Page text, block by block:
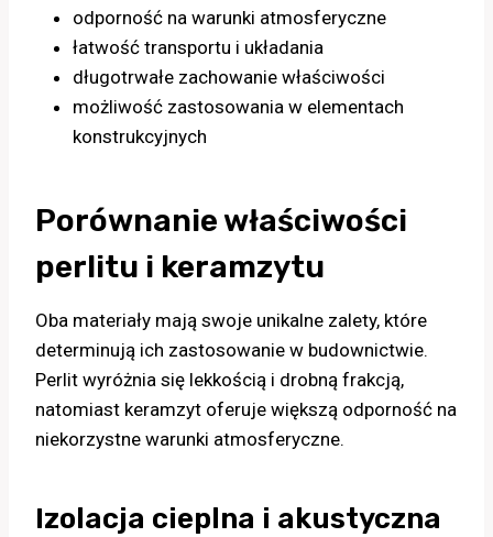
odporność na warunki atmosferyczne
łatwość transportu i układania
długotrwałe zachowanie właściwości
możliwość zastosowania w elementach
konstrukcyjnych
Porównanie właściwości
perlitu i keramzytu
Oba materiały mają swoje unikalne zalety, które
determinują ich zastosowanie w budownictwie.
Perlit wyróżnia się lekkością i drobną frakcją,
natomiast keramzyt oferuje większą odporność na
niekorzystne warunki atmosferyczne.
Izolacja cieplna i akustyczna